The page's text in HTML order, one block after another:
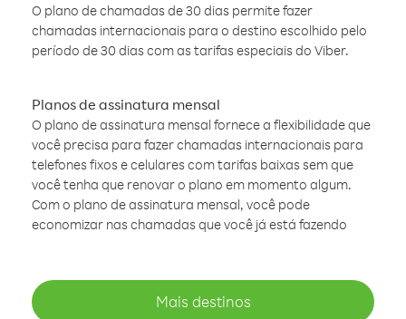
O plano de chamadas de 30 dias permite fazer
chamadas internacionais para o destino escolhido pelo
período de 30 dias com as tarifas especiais do Viber.
Planos de assinatura mensal
O plano de assinatura mensal fornece a flexibilidade que
você precisa para fazer chamadas internacionais para
telefones fixos e celulares com tarifas baixas sem que
você tenha que renovar o plano em momento algum.
Com o plano de assinatura mensal, você pode
economizar nas chamadas que você já está fazendo
Mais destinos